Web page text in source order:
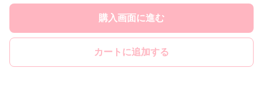
購入画面に進む
カートに追加する